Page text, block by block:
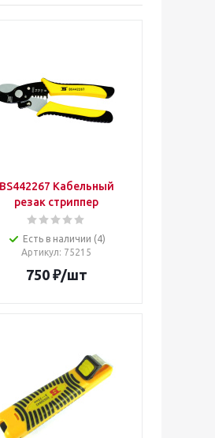
BS442267 Кабельный
резак стриппер
Есть в наличии (4)
Артикул: 75215
750₽/шт